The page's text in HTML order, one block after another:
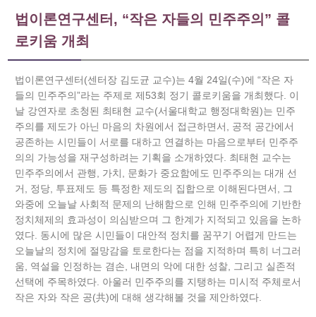
법이론연구센터, “작은 자들의 민주주의” 콜
로키움 개최
법이론연구센터(센터장 김도균 교수)는 4월 24일(수)에 “작은 자
들의 민주주의”라는 주제로 제53회 정기 콜로키움을 개최했다. 이
날 강연자로 초청된 최태현 교수(서울대학교 행정대학원)는 민주
주의를 제도가 아닌 마음의 차원에서 접근하면서, 공적 공간에서
공존하는 시민들이 서로를 대하고 연결하는 마음으로부터 민주주
의의 가능성을 재구성하려는 기획을 소개하였다. 최태현 교수는
민주주의에서 관행, 가치, 문화가 중요함에도 민주주의는 대개 선
거, 정당, 투표제도 등 특정한 제도의 집합으로 이해된다면서, 그
와중에 오늘날 사회적 문제의 난해함으로 인해 민주주의에 기반한
정치체제의 효과성이 의심받으며 그 한계가 지적되고 있음을 논하
였다. 동시에 많은 시민들이 대안적 정치를 꿈꾸기 어렵게 만드는
오늘날의 정치에 절망감을 토로한다는 점을 지적하며 특히 너그러
움, 역설을 인정하는 겸손, 내면의 악에 대한 성찰, 그리고 실존적
선택에 주목하였다. 아울러 민주주의를 지탱하는 미시적 주체로서
작은 자와 작은 공(共)에 대해 생각해볼 것을 제안하였다.